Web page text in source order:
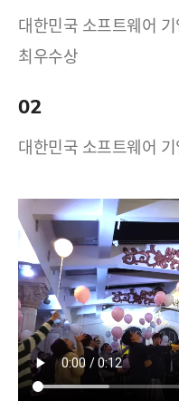
대한민국 소프트웨어
최우수상
02
대한민국 소프트웨어
17